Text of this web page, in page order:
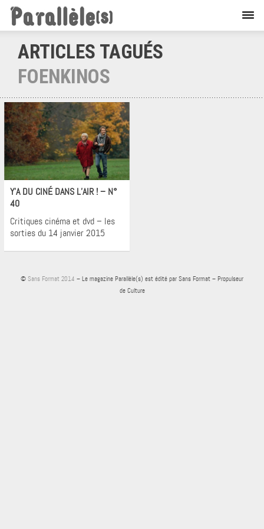
ARTICLES TAGUÉS
FOENKINOS
Cinéma
Y’A DU CINÉ DANS L’AIR ! – N°
40
Critiques cinéma et dvd – les
sorties du 14 janvier 2015
© Sans Format 2014 – Le magazine Parallèle(s) est édité par Sans Format – Propulseur
de Culture